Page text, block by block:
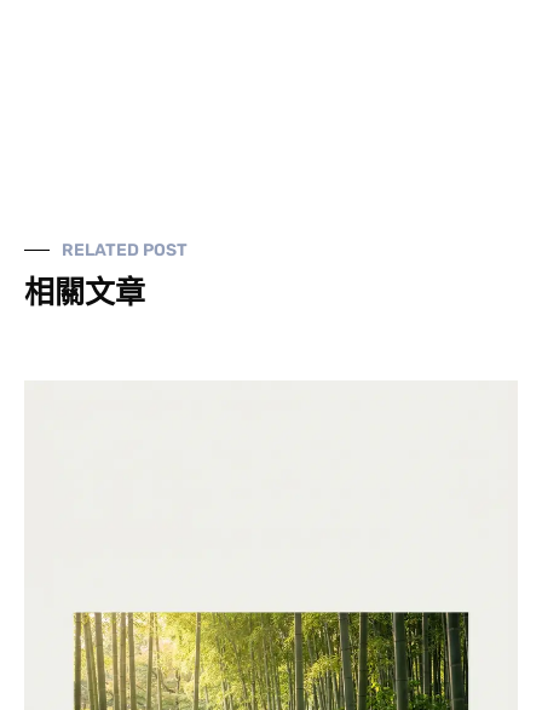
RELATED POST
相關文章